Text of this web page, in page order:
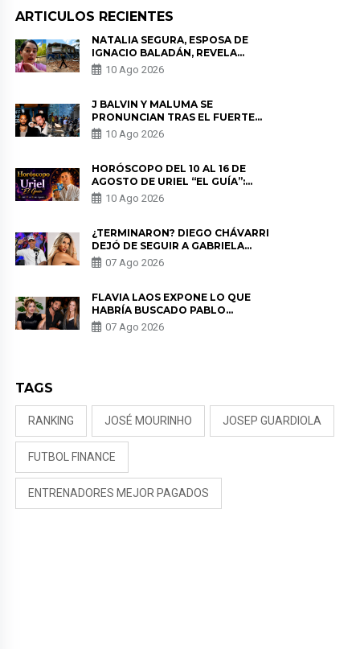
ARTICULOS RECIENTES
NATALIA SEGURA, ESPOSA DE
IGNACIO BALADÁN, REVELA
COMO VIVIÓ EL TERREMOTO EN
COLOMBIA: “NO ME PODÍA
10 Ago 2026
J BALVIN Y MALUMA SE
PRONUNCIAN TRAS EL FUERTE
TERREMOTO EN COLOMBIA:
“VAMOS A MOVERNOS PARA
10 Ago 2026
HORÓSCOPO DEL 10 AL 16 DE
AGOSTO DE URIEL “EL GUÍA”:
PREDICCIONES PARA TODOS LOS
SIGNOS DEL ZODIACO AQUÍ
10 Ago 2026
¿TERMINARON? DIEGO CHÁVARRI
DEJÓ DE SEGUIR A GABRIELA
HERRERA Y ANUNCIA SU SALIDA
DE PÓDCAST
07 Ago 2026
FLAVIA LAOS EXPONE LO QUE
HABRÍA BUSCADO PABLO
HEREDIA CON ALE FULLER: “UNA
DE LAS PARTES QUERÍA EL
07 Ago 2026
TAGS
RANKING JOSÉ MOURINHO JOSEP GUARDIOLA
FUTBOL FINANCE
ENTRENADORES MEJOR PAGADOS